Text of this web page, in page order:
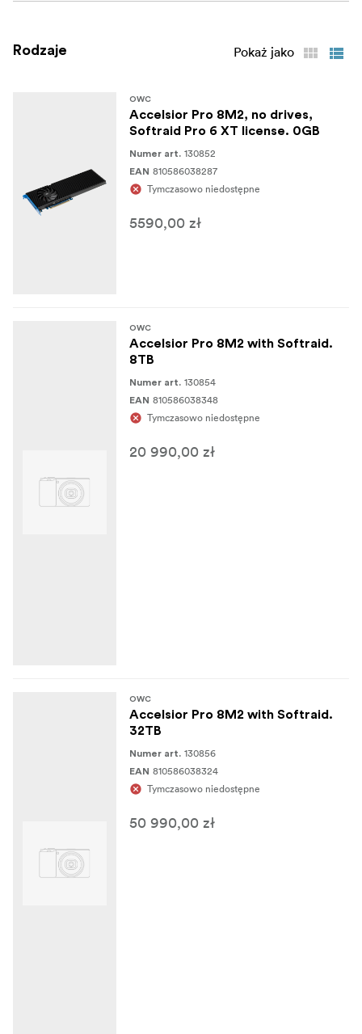
Rodzaje Pokaż jako
OWC
Accelsior Pro 8M2, no drives,
Softraid Pro 6 XT license. 0GB
Numer art. 130852
EAN 810586038287
Tymczasowo niedostępne
5590,00 zł
OWC
Accelsior Pro 8M2 with Softraid.
8TB
Numer art. 130854
EAN 810586038348
Tymczasowo niedostępne
20 990,00 zł
OWC
Accelsior Pro 8M2 with Softraid.
32TB
Numer art. 130856
EAN 810586038324
Tymczasowo niedostępne
50 990,00 zł